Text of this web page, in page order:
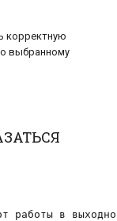
корректную
выбранному
работы в